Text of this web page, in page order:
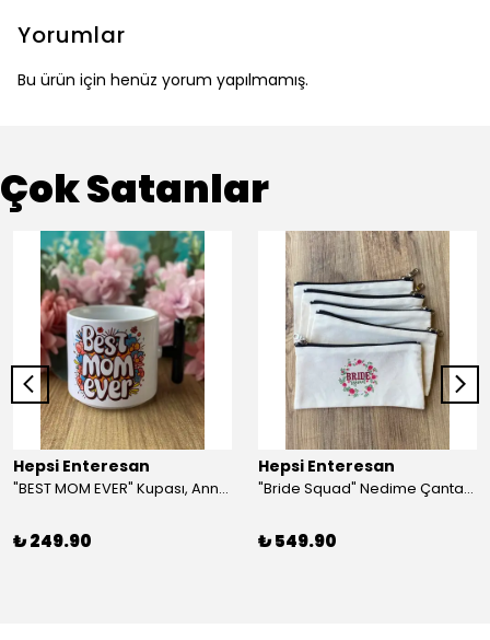
Yorumlar
Bu ürün için henüz yorum yapılmamış.
Çok Satanlar
Hepsi Enteresan
"BEST MOM EVER" Kupası, Anneye Hediye, Anneler Günü, Porselen T Kupa
₺ 249.90
Hepsi Enteresan
"Bride Squad" Nedime Çantası, Kına Hediyesi, Düğün Hediyesi (5 adet)
₺ 549.90